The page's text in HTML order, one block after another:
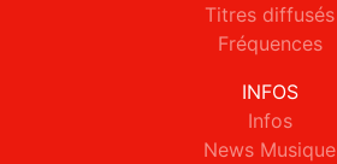
Titres diffusés
Fréquences
INFOS
Infos
News Musique